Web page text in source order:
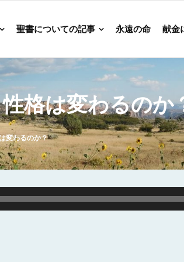
聖書についての記事 永遠の命 献金
格は変わるのか
変わるのか？